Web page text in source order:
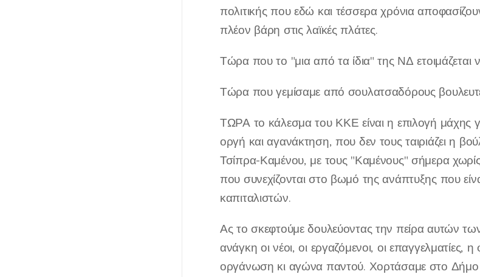
πολιτικής που εδώ και τέσσερα χρόνια
πλέον βάρη στις λαϊκές πλάτες.
Τώρα που το "μια από τα ίδια" της ΝΔ
Τώρα που γεμίσαμε από σουλατσαδόρους
ΤΩΡΑ το κάλεσμα του ΚΚΕ είναι η επιλογή μάχης
οργή και αγανάκτηση, που δεν τους ταιριάζει η
Τσίπρα-Καμένου, με τους "Καμένους" σήμερα
που συνεχίζονται στο βωμό της ανάπτυξης που
καπιταλιστών.
Ας το σκεφτούμε δουλεύοντας την πείρα αυτών
ανάγκη οι νέοι, οι εργαζόμενοι, οι
οργάνωση κι αγώνα παντού. Χορτάσαμε στο